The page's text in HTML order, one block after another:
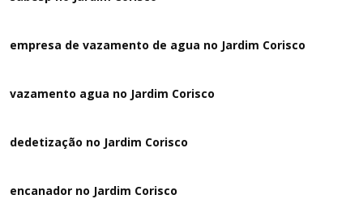
empresa de vazamento de agua no Jardim Corisco
vazamento agua no Jardim Corisco
dedetização no Jardim Corisco
encanador no Jardim Corisco